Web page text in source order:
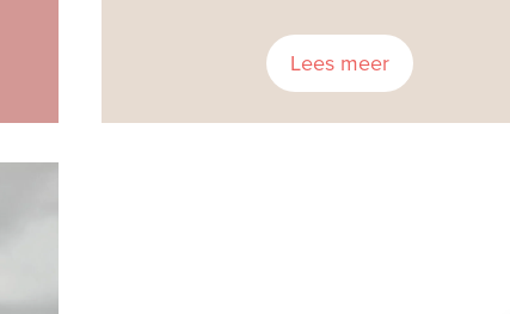
Lees meer